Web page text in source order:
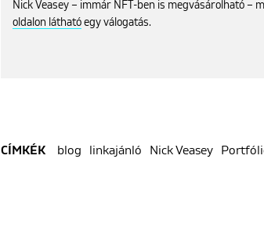
Nick Veasey – immár NFT-ben is megvásárolható –
oldalon látható egy válogatás.
CÍMKÉK blog linkajánló Nick Veasey